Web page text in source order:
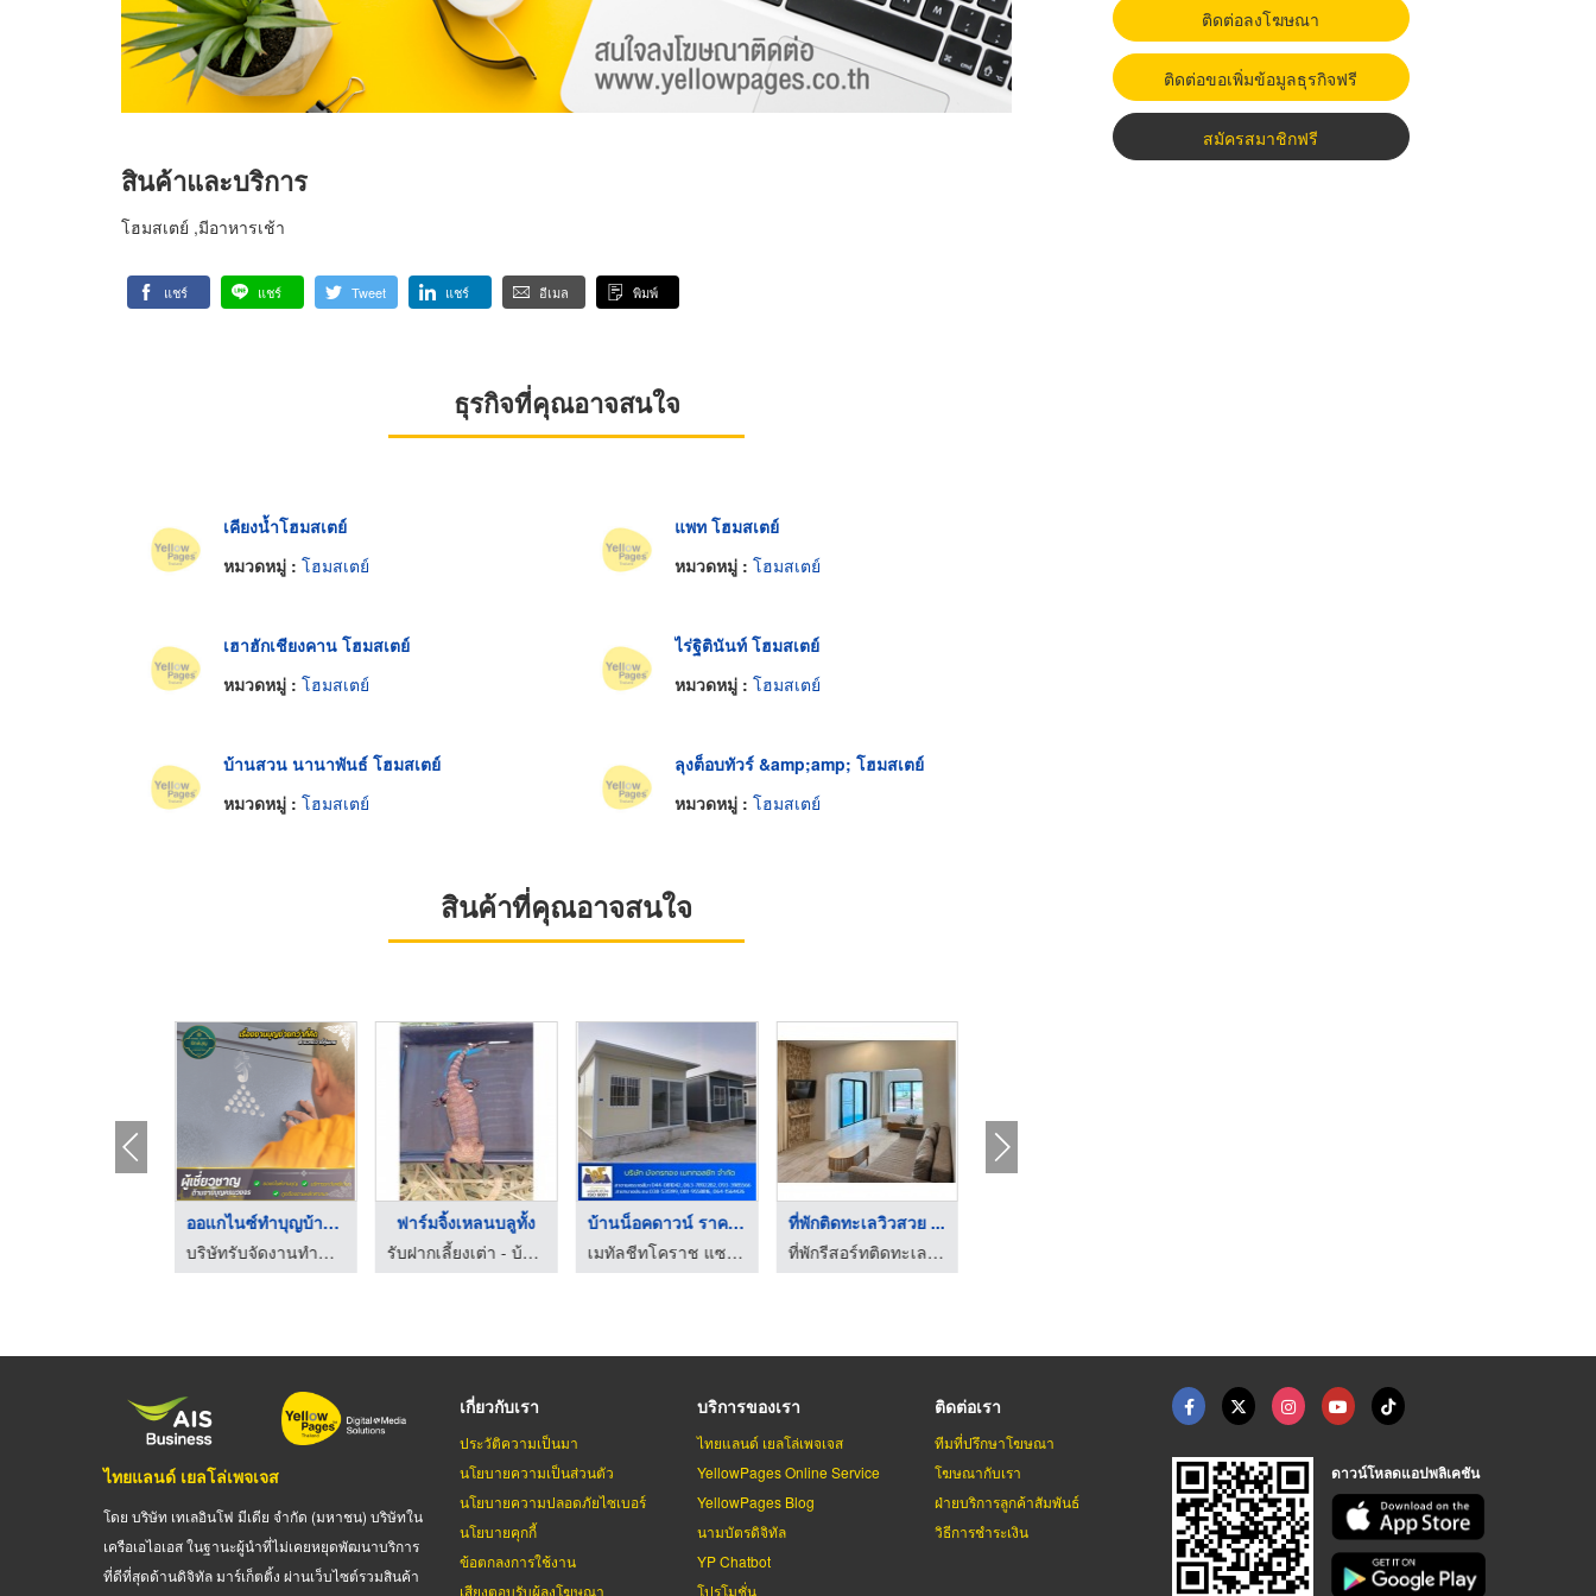
สินค้าและบริการ
โฮมสเตย์ ,มีอาหารเช้า
แชร์ แชร์ Tweet แชร์ อีเมล พิมพ์
ธุรกิจที่คุณอาจสนใจ
เคียงน้ำโฮมสเตย์
หมวดหมู่ : โฮมสเตย์
แพท โฮมสเตย์
หมวดหมู่ : โฮมสเตย์
เฮาฮักเชียงคาน โฮมสเตย์
หมวดหมู่ : โฮมสเตย์
ไร่ฐิตินันท์ โฮมสเตย์
หมวดหมู่ : โฮมสเตย์
บ้านสวน นานาพันธ์ โฮมสเตย์
หมวดหมู่ : โฮมสเตย์
ลุงต็อบทัวร์ &amp;amp; โฮมสเตย์
หมวดหมู่ : โฮมสเตย์
สินค้าที่คุณอาจสนใจ
ออแกไนซ์ทําบุญบ้าน น ...
บริษัทรับจัดงานทำบุญ - รักษ์บุญ
ฟาร์มจิ้งเหลนบลูทั้ง
รับฝากเลี้ยงเต่า - บ้าน ต.เต่า
บ้านน็อคดาวน์ ราคาถู ...
เมทัลชีทโคราช แซนวิช EPS กันความร้อน
ที่พักติดทะเลวิวสวย ...
ที่พักรีสอร์ทติดทะเลชุมพร Velatalay Resort
ติดต่อลงโฆษณา
ติดต่อขอเพิ่มข้อมูลธุรกิจฟรี
สมัครสมาชิกฟรี
ไทยแลนด์ เยลโล่เพจเจส
โดย บริษัท เทเลอินโฟ มีเดีย จำกัด (มหาชน) บริษัทใน
เครือเอไอเอส ในฐานะผู้นำที่ไม่เคยหยุดพัฒนาบริการ
ที่ดีที่สุดด้านดิจิทัล มาร์เก็ตติ้ง ผ่านเว็บไซต์รวมสินค้า
เกี่ยวกับเรา
ประวัติความเป็นมา
นโยบายความเป็นส่วนตัว
นโยบายความปลอดภัยไซเบอร์
นโยบายคุกกี้
ข้อตกลงการใช้งาน
เสียงตอบรับผู้ลงโฆษณา
บริการของเรา
ไทยแลนด์ เยลโล่เพจเจส
YellowPages Online Service
YellowPages Blog
นามบัตรดิจิทัล
YP Chatbot
โปรโมชั่น
ติดต่อเรา
ทีมที่ปรึกษาโฆษณา
โฆษณากับเรา
ฝ่ายบริการลูกค้าสัมพันธ์
วิธีการชำระเงิน
ดาวน์โหลดแอปพลิเคชัน